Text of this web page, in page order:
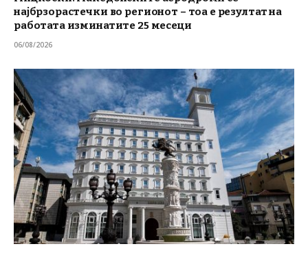
најбрзорастечки во регионот – тоа е резултат на
работата изминатите 25 месеци
06/08/2026